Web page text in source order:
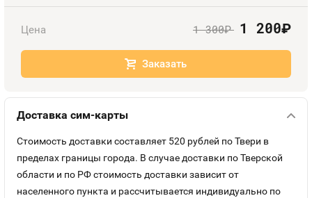
Контакты
Цена 1 300руб. 1 200руб.
Заказать
Доставка сим-карты
Стоимость доставки составляет 520 рублей по Твери в
пределах границы города. В случае доставки по Тверской
области и по РФ стоимость доставки зависит от
населенного пункта и рассчитывается индивидуально по